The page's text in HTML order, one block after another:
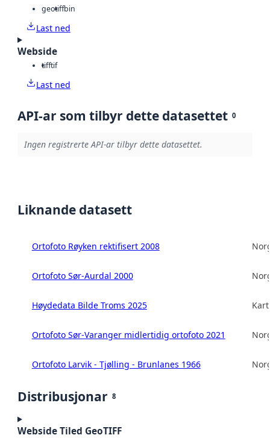
geotiffbin
Last ned
Webside
tifftif
Last ned
API-ar som tilbyr dette datasettet 0
Ingen registrerte API-ar tilbyr dette datasettet.
Liknande datasett
Ortofoto Røyken rektifisert 2008
Ortofoto Sør-Aurdal 2000
Høydedata Bilde Troms 2025
Ortofoto Sør-Varanger midlertidig ortofoto 2021
Ortofoto Larvik - Tjølling - Brunlanes 1966
Distribusjonar 8
Webside Tiled GeoTIFF